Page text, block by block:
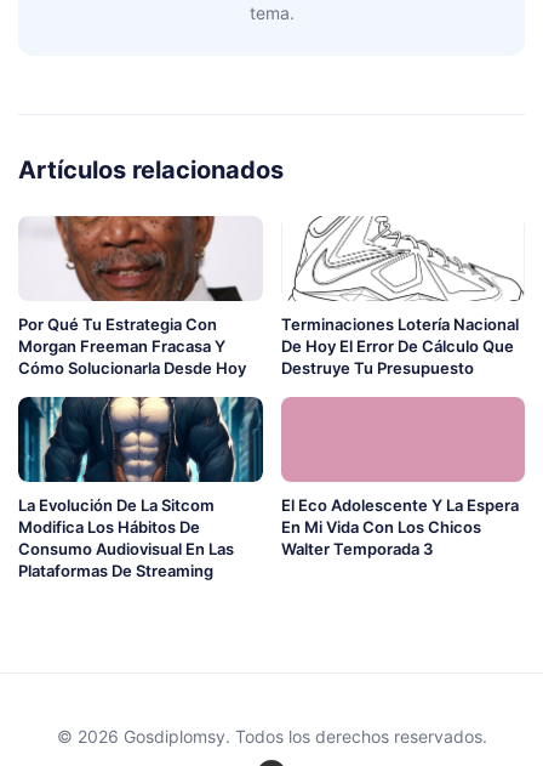
tema.
Artículos relacionados
Por Qué Tu Estrategia Con
Morgan Freeman Fracasa Y
Cómo Solucionarla Desde Hoy
Terminaciones Lotería Nacional
De Hoy El Error De Cálculo Que
Destruye Tu Presupuesto
La Evolución De La Sitcom
Modifica Los Hábitos De
Consumo Audiovisual En Las
Plataformas De Streaming
El Eco Adolescente Y La Espera
En Mi Vida Con Los Chicos
Walter Temporada 3
© 2026 Gosdiplomsy. Todos los derechos reservados.